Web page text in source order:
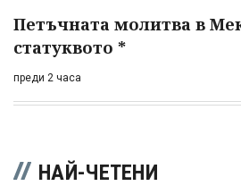
Петъчната молитва в
статуквото *
преди 2 часа
НАЙ-ЧЕТЕНИ